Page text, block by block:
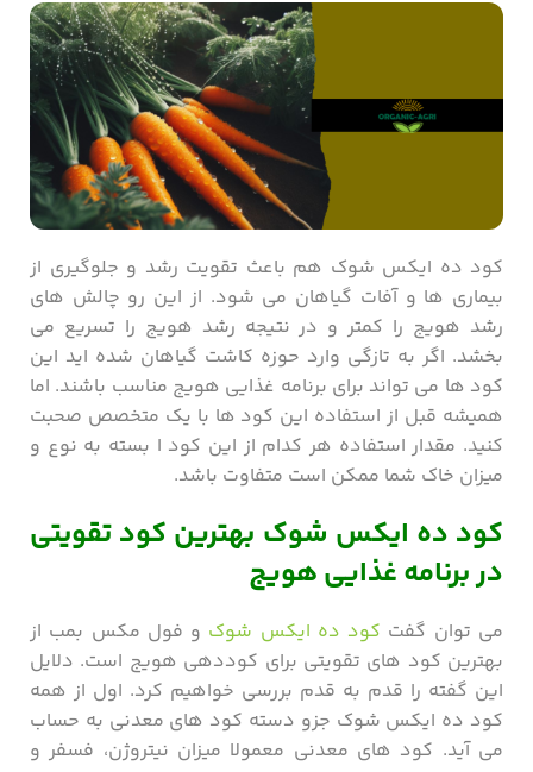
کود ده ایکس شوک هم باعث تقویت رشد و جلوگیری از
بیماری ها و آفات گیاهان می شود. از این رو چالش های
رشد هویج را کمتر و در نتیجه رشد هویج را تسریع می
بخشد. اگر به تازگی وارد حوزه کاشت گیاهان شده اید این
کود ها می تواند برای برنامه غذایی هویج مناسب باشند. اما
همیشه قبل از استفاده این کود ها با یک متخصص صحبت
کنید. مقدار استفاده هر کدام از این کود ا بسته به نوع و
میزان خاک شما ممکن است متفاوت باشد.
کود ده ایکس شوک بهترین کود تقویتی
در برنامه غذایی هویج
می توان گفت کود ده ایکس شوک و فول مکس بمب از
بهترین کود های تقویتی برای کوددهی هویج است. دلایل
این گفته را قدم به قدم بررسی خواهیم کرد. اول از همه
کود ده ایکس شوک جزو دسته کود های معدنی به حساب
می آید. کود های معدنی معمولا میزان نیتروژن، فسفر و